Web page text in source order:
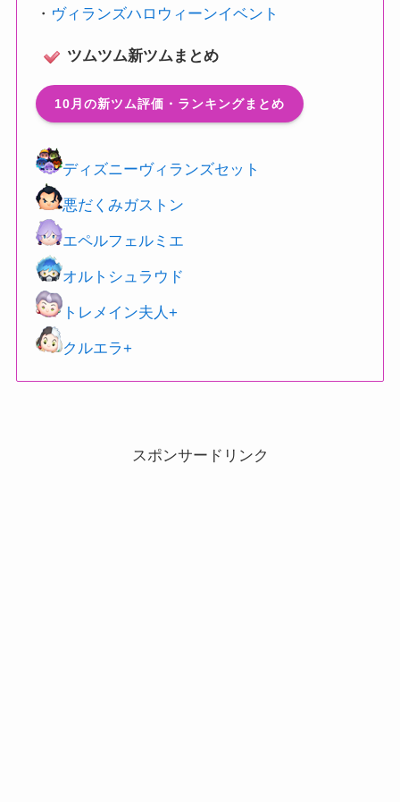
・ ヴィランズハロウィーンイベント
ツムツム新ツムまとめ
10月の新ツム評価・ランキングまとめ
ディズニーヴィランズセット
悪だくみガストン
エペルフェルミエ
オルトシュラウド
トレメイン夫人+
クルエラ+
スポンサードリンク